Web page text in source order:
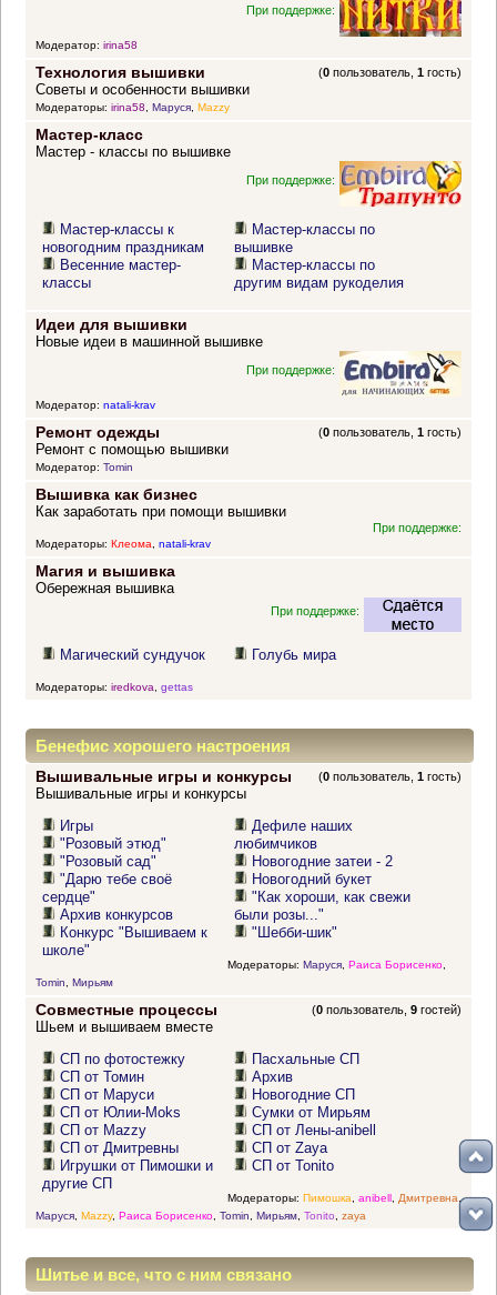
При поддержке:
Модератор: irina58
Технология вышивки (0 пользователь,1 гость)
Советы и особенности вышивки
Модераторы: irina58, Маруся, Mazzy
Мастер-класс
Мастер - классы по вышивке
При поддержке:
Мастер-классы к
новогодним праздникам
Весенние мастер-
классы
Мастер-классы по
вышивке
Мастер-классы по
другим видам рукоделия
Идеи для вышивки
Новые идеи в машинной вышивке
При поддержке:
Модератор: natali-krav
Ремонт одежды (0 пользователь,1 гость)
Ремонт с помощью вышивки
Модератор: Tomin
Вышивка как бизнес
Как заработать при помощи вышивки
При поддержке:
Модераторы: Клеома, natali-krav
Магия и вышивка
Обережная вышивка
При поддержке:
Магический сундучок Голубь мира
Модераторы: iredkova gettas
Бенефис хорошего настроения
Вышивальные игры и конкурсы (0 пользователь,1 гость)
Вышивальные игры и конкурсы
Игры
"Розовый этюд"
"Розовый сад"
"Дарю тебе своё
сердце"
Архив конкурсов
Конкурс "Вышиваем к
школе"
Дефиле наших
любимчиков
Новогодние затеи - 2
Новогодний букет
"Как хороши, как свежи
были розы..."
"Шебби-шик"
Модераторы: Маруся, Раиса Борисенко,
Tomin
Мирьям
Совместные процессы (0 пользователь,9 гостей)
Шьем и вышиваем вместе
СП по фотостежку
СП от Томин
СП от Маруси
СП от Юлии-Moks
СП от Mazzy
СП от Дмитревны
Игрушки от Пимошки и
другие СП
Пасхальные СП
Архив
Новогодние СП
Сумки от Мирьям
СП от Лены-anibell
СП от Zaya
СП от Tonito
Модераторы: Пимошка anibell, Дмитревна ,
Маруся, Mazzy, Раиса Борисенко, Tomin Мирьям, Tonito zaya
Шитье и все, что с ним связано